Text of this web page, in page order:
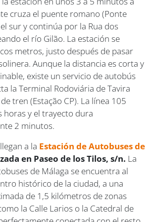
cruza el puente romano (Ponte
sur y continúa por la Rua dos
el río Gilão. La estación se
metros, justo después de pasar
Aunque la distancia es corta y
existe un servicio de autobús
la Terminal Rodoviária de Tavira
tren (Estação CP). La línea 105
horas y el trayecto dura
2 minutos.
a la Estación de Autobuses de
en Paseo de los Tilos, s/n. La
de Málaga se encuentra al
histórico de la ciudad, a una
de 1,5 kilómetros de zonas
la Calle Larios o la Catedral de